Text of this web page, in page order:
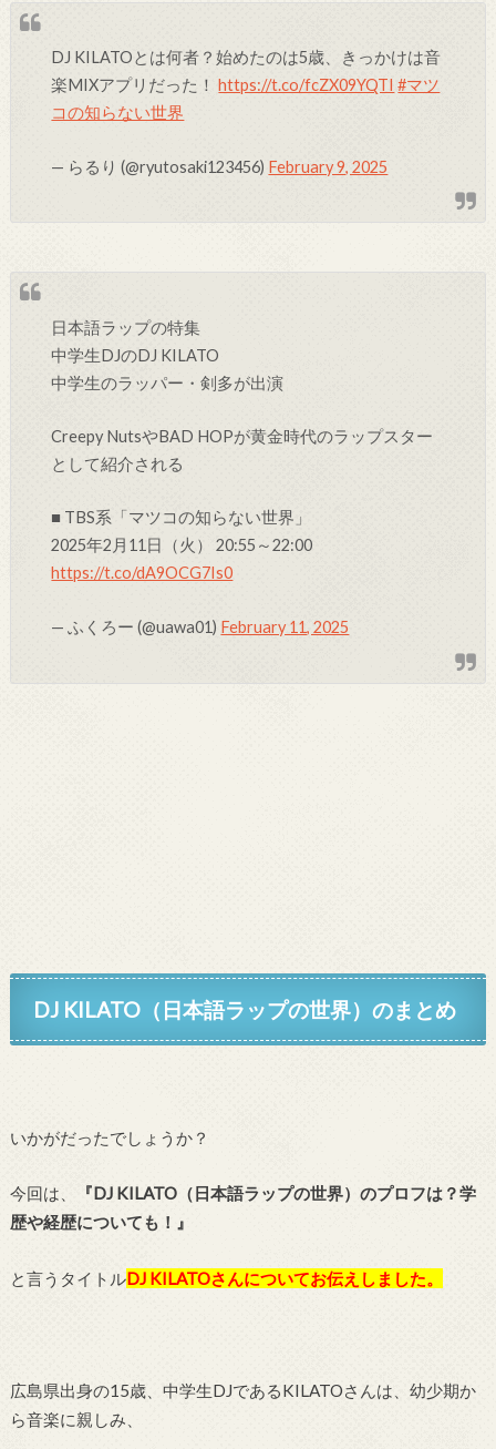
DJ KILATOとは何者？始めたのは5歳、きっかけは音
楽MIXアプリだった！https://t.co/fcZX09YQTI #マツ
コの知らない世界
— らるり (@ryutosaki123456) February 9, 2025
日本語ラップの特集
中学生DJのDJ KILATO
中学生のラッパー・剣多が出演
Creepy NutsやBAD HOPが黄金時代のラップスター
として紹介される
■ TBS系「マツコの知らない世界」
2025年2月11日（火） 20:55～22:00
https://t.co/dA9OCG7Is0
— ふくろー (@uawa01) February 11, 2025
DJ KILATO（日本語ラップの世界）のまとめ
いかがだったでしょうか？
今回は、
『DJ KILATO（日本語ラップの世界）のプロフは？学
歴や経歴についても！』
と言うタイトルDJ KILATOさんについてお伝えしました。
広島県出身の15歳、中学生DJであるKILATOさんは、幼少期か
ら音楽に親しみ、